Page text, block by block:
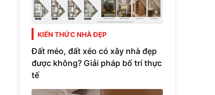
KIẾN THỨC NHÀ ĐẸP
Đất méo, đất xéo có xây nhà đẹp
được không? Giải pháp bố trí thực
tế